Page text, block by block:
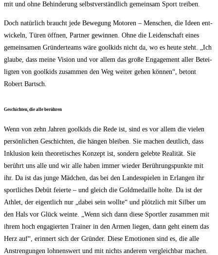
mit und ohne Behin­de­rung selbst­ver­ständ­lich gemein­sam Sport treiben.
Doch natür­lich braucht jede Bewe­gung Moto­ren – Men­schen, die Ideen ent­
wi­ckeln, Türen öff­nen, Part­ner gewin­nen. Ohne die Lei­den­schaft eines
gemein­sa­men Grün­der­teams wäre gool­kids nicht da, wo es heu­te steht. „Ich
glau­be, dass mei­ne Visi­on und vor allem das gro­ße Enga­ge­ment aller Betei­
lig­ten von gool­kids zusam­men den Weg wei­ter gehen kön­nen“, betont
Robert Bartsch.
Geschich­ten, die alle berühren
Wenn von zehn Jah­ren gool­kids die Rede ist, sind es vor allem die vie­len
per­sön­li­chen Geschich­ten, die hän­gen blei­ben. Sie machen deut­lich, dass
Inklu­si­on kein theo­re­ti­sches Kon­zept ist, son­dern geleb­te Rea­li­tät. Sie
berührt uns alle und wir alle haben immer wie­der Berüh­rungs­punk­te mit
ihr. Da ist das jun­ge Mäd­chen, das bei den Lan­des­spie­len in Erlan­gen ihr
sport­li­ches Debüt fei­er­te – und gleich die Gold­me­dail­le hol­te. Da ist der
Ath­let, der eigent­lich nur „dabei sein woll­te“ und plötz­lich mit Sil­ber um
den Hals vor Glück wein­te. „Wenn sich dann die­se Sport­ler zusam­men mit
ihrem hoch enga­gier­ten Trai­ner in den Armen lie­gen, dann geht einem das
Herz auf“, erin­nert sich der Grün­der. Die­se Emo­tio­nen sind es, die alle
Anstren­gun­gen loh­nens­wert und mit nichts ande­rem ver­gleich­bar machen.